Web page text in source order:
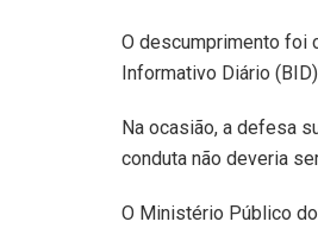
O descumprimento foi
Informativo Diário
Na ocasião, a defesa
conduta não deveria
O Ministério Público